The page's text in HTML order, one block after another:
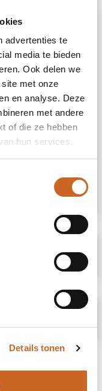
advertenties te
media te bieden
Ook delen we
met onze
en analyse. Deze
met andere
of die ze hebben
hun services.
Details tonen
Deze
lichte plek,
geniet van de
3 tot 5
zijn
op zichzelf
beschikbaar
de
contact met